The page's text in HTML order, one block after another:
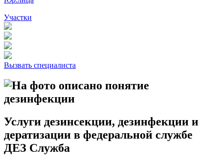
Участки
Вызвать специалиста
Услуги дезинсекции, дезинфекции и
дератизации в федеральной службе
ДЕЗ Служба